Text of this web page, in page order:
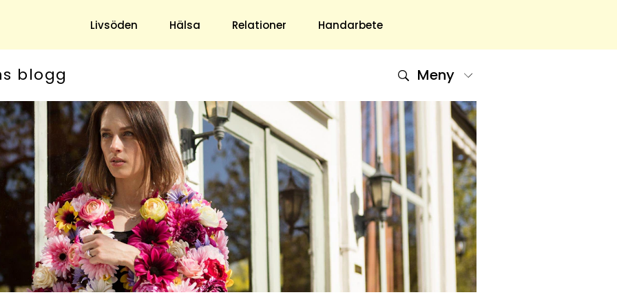
Livsöden Hälsa Relationer Handarbete
& Trädgård
Hushåll
Ekonomi
Mat & Dryck
& Antikt
DIY - Gör Det Själv
Underhållning
Nöje
TV
Horoskop
Quiz
Om Oss
Om Oss & Kontakt
Tidningar Hos Allas.se
Nyhetsbrev
Om Cookies
Integritetspolicy
Skapa Konto
Hantera Preferenser
blogg Meny